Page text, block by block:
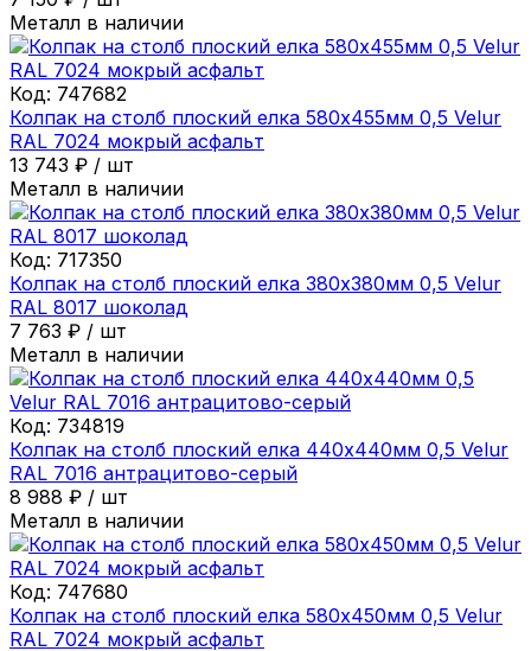
Металл в наличии
Код: 747682
Колпак на столб плоский елка 580х455мм 0,5 Velur
RAL 7024 мокрый асфальт
13 743 ₽ / шт
Металл в наличии
Код: 717350
Колпак на столб плоский елка 380х380мм 0,5 Velur
RAL 8017 шоколад
7 763 ₽ / шт
Металл в наличии
Код: 734819
Колпак на столб плоский елка 440х440мм 0,5 Velur
RAL 7016 антрацитово-серый
8 988 ₽ / шт
Металл в наличии
Код: 747680
Колпак на столб плоский елка 580х450мм 0,5 Velur
RAL 7024 мокрый асфальт